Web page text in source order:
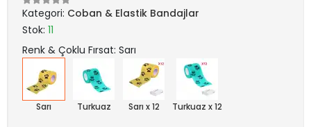
Kategori: Coban & Elastik Bandajlar
Stok: 11
Renk & Çoklu Fırsat: Sarı
Sarı Turkuaz Sarı x 12 Turkuaz x 12